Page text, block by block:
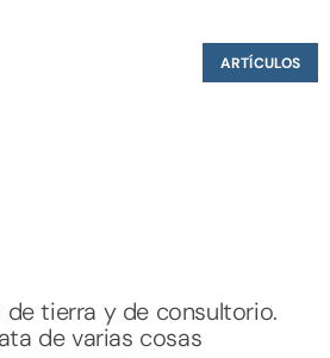
ARTÍCULOS
de tierra y de consultorio.
de varias cosas